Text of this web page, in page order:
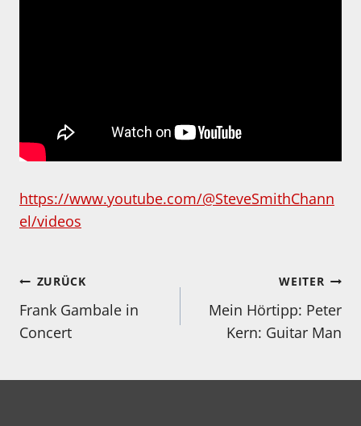
https://www.youtube.com/@SteveSmithChann
el/videos
Beitragsnavigation
ZURÜCK
Frank Gambale in
Concert
WEITER
Mein Hörtipp: Peter
Kern: Guitar Man